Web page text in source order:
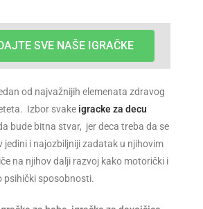
SVE NAŠE IGRAČKE
od najvažnijih elemenata zdravog
Izbor svake igracke za decu
bude bitna stvar, jer deca treba da se
jedini i najozbiljniji zadatak u njihovim
na njihov dalji razvoj kako motorički i
psihički sposobnosti.